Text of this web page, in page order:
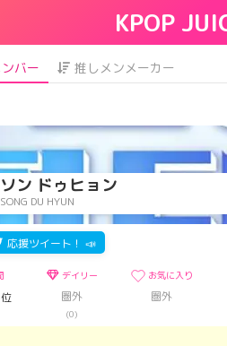
KPOP
バー
推しメンメーカー
ソン ドゥヒョン
SONG DU HYUN
応援ツイート！ 📣
位
デイリー
圏外
(0)
お気に入り
圏外